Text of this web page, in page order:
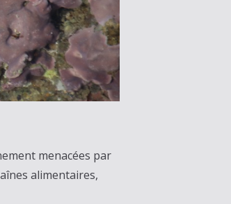
menacées par
alimentaires,